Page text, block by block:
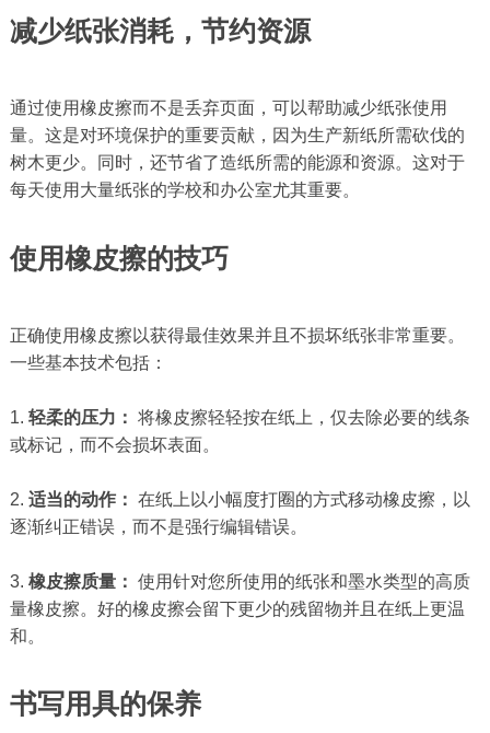
减少纸张消耗，节约资源
通过使用橡皮擦而不是丢弃页面，可以帮助减少纸张使用
量。这是对环境保护的重要贡献，因为生产新纸所需砍伐的
树木更少。同时，还节省了造纸所需的能源和资源。这对于
每天使用大量纸张的学校和办公室尤其重要。
使用橡皮擦的技巧
正确使用橡皮擦以获得最佳效果并且不损坏纸张非常重要。
一些基本技术包括：
1. 轻柔的压力： 将橡皮擦轻轻按在纸上，仅去除必要的线条
或标记，而不会损坏表面。
2. 适当的动作： 在纸上以小幅度打圈的方式移动橡皮擦，以
逐渐纠正错误，而不是强行编辑错误。
3. 橡皮擦质量： 使用针对您所使用的纸张和墨水类型的高质
量橡皮擦。好的橡皮擦会留下更少的残留物并且在纸上更温
和。
书写用具的保养